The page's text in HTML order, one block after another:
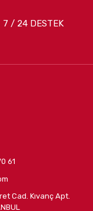
7 / 24 DESTEK
61
Cad. Kıvanç Apt.